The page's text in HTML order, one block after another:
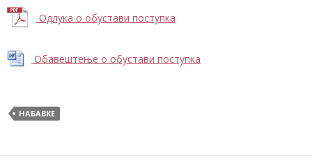
Одлука о обустави поступка
Обавештење о обустави поступка
НАБАВКЕ